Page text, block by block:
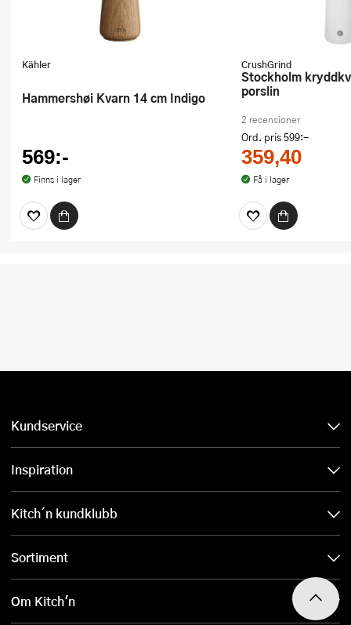
Kähler
Hammershøi Kvarn 14 cm Indigo
569:-
Finns i lager
CrushGrind
Stockholm kryddkvarn 17 cm vit
porslin
2 recensioner
Ord. pris599:-
359,40
Få i lager
Kundservice
Inspiration
Kitch´n kundklubb
Sortiment
Om Kitch'n